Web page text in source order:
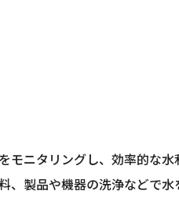
ニタリングし、効率的な水
製品や機器の洗浄などで